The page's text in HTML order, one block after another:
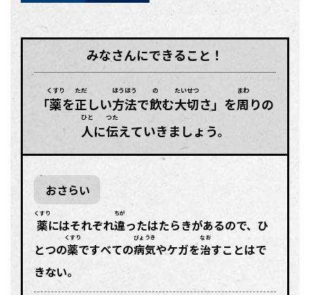
みなさんにできること！
「薬
くすり
を正
ただ
しい方法
ほうほう
で飲
の
む大切
たいせつ
さ」を周
まわ
りの
人
ひと
に伝
つた
えていきましょう。
おさらい
薬
くすり
にはそれぞれ違
ちが
ったはたらきがあるので、ひ
とつの薬
くすり
ですべての病気
びょうき
やケガを治
なお
すことはで
きない。